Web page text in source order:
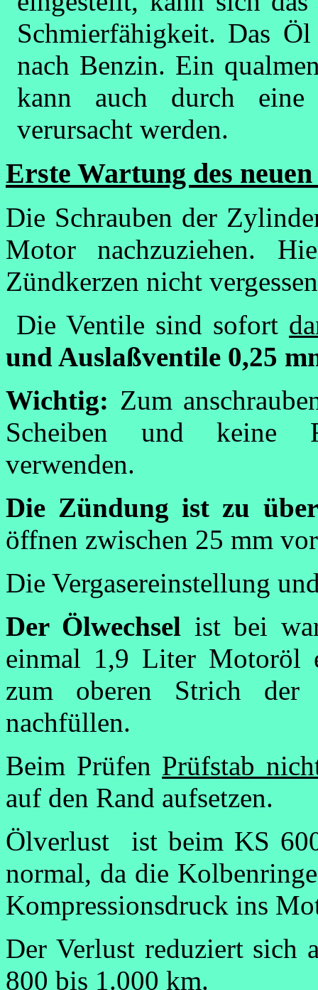
Schmierfähigkeit. Das
nach Benzin. Ein
kann auch durch eine
verursacht werden.
Erste Wartung des
Die Schrauben der
Motor nachzuziehen.
Zündkerzen nicht
Die Ventile sind sofort
und Auslaßventile 0,25
Wichtig: Zum
Scheiben und keine
verwenden.
Die Zündung ist zu
öffnen zwischen 25 mm
Die Vergasereinstellung
Der Ölwechsel ist bei
einmal 1,9 Liter Motoröl
zum oberen Strich
nachfüllen.
Beim Prüfen Prüfstab
auf den Rand aufsetzen.
Ölverlust ist beim KS
normal, da die
Kompressionsdruck ins
Der Verlust reduziert sich
800 bis 1.000 km.